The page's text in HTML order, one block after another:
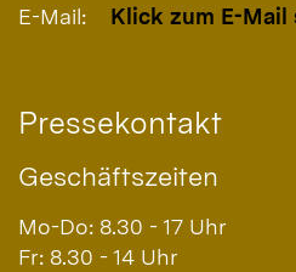
E-Mail:
Klick zum E-Mail
Pressekontakt
Geschäftszeiten
Mo-Do: 8.30 - 17 Uhr
Fr: 8.30 - 14 Uhr